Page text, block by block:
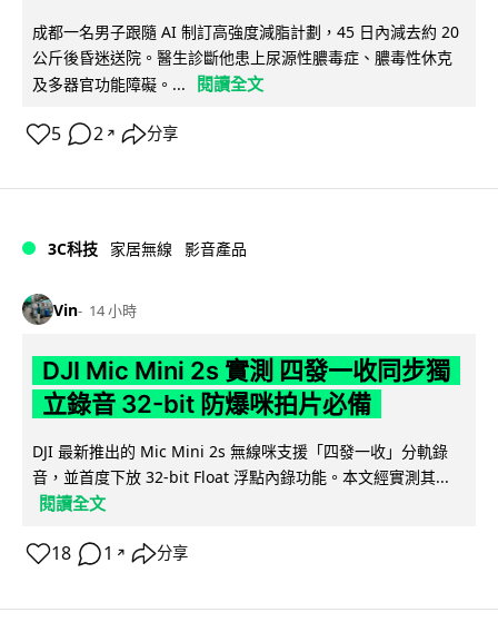
成都一名男子跟隨 AI 制訂高強度減脂計劃，45 日內減去約 20
公斤後昏迷送院。醫生診斷他患上尿源性膿毒症、膿毒性休克
及多器官功能障礙。...
閱讀全文
5 2 ↗ 分享
3C科技 家居無線 影音產品
Vin 14 小時
DJI Mic Mini 2s 實測 四發一收同步獨
立錄音 32-bit 防爆咪拍片必備
DJI 最新推出的 Mic Mini 2s 無線咪支援「四發一收」分軌錄
音，並首度下放 32-bit Float 浮點內錄功能。本文經實測其...
閱讀全文
18 1 ↗ 分享